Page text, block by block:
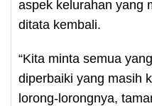
aspek kelurahan yang
ditata kembali.
“Kita minta semua
diperbaiki yang masih
lorong-lorongnya,